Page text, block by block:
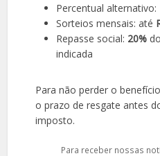
Percentual alternativo:
Sorteios mensais: até
Repasse social: 20%
indicada
Para não perder o
o prazo de resgate antes
imposto.
Para receber nossas